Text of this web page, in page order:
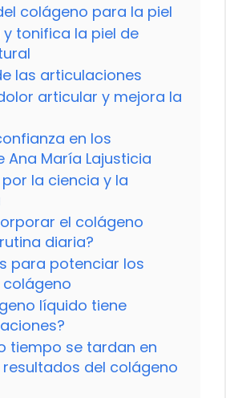
colágeno para la piel
y tonifica la piel de
las articulaciones
articular y mejora la
en los
María Lajusticia
la ciencia y la
el colágeno
diaria?
para potenciar los
líquido tiene
tiempo se tardan en
del colágeno